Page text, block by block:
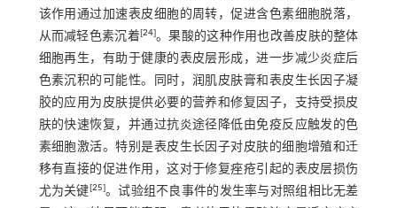
该作用通过加速表皮细胞的周转，促进含色素细胞脱落，
从而减轻色素沉着[24]。果酸的这种作用也改善皮肤的整体
细胞再生，有助于健康的表皮层形成，进一步减少炎症后
色素沉积的可能性。同时，润肌皮肤膏和表皮生长因子凝
胶的应用为皮肤提供必要的营养和修复因子，支持受损皮
肤的快速恢复，并通过抗炎途径降低由免疫反应触发的色
素细胞激活。特别是表皮生长因子对皮肤的细胞增殖和迁
移有直接的促进作用，这对于修复痤疮引起的表皮层损伤
尤为关键[25]。试验组不良事件的发生率与对照组相比无差